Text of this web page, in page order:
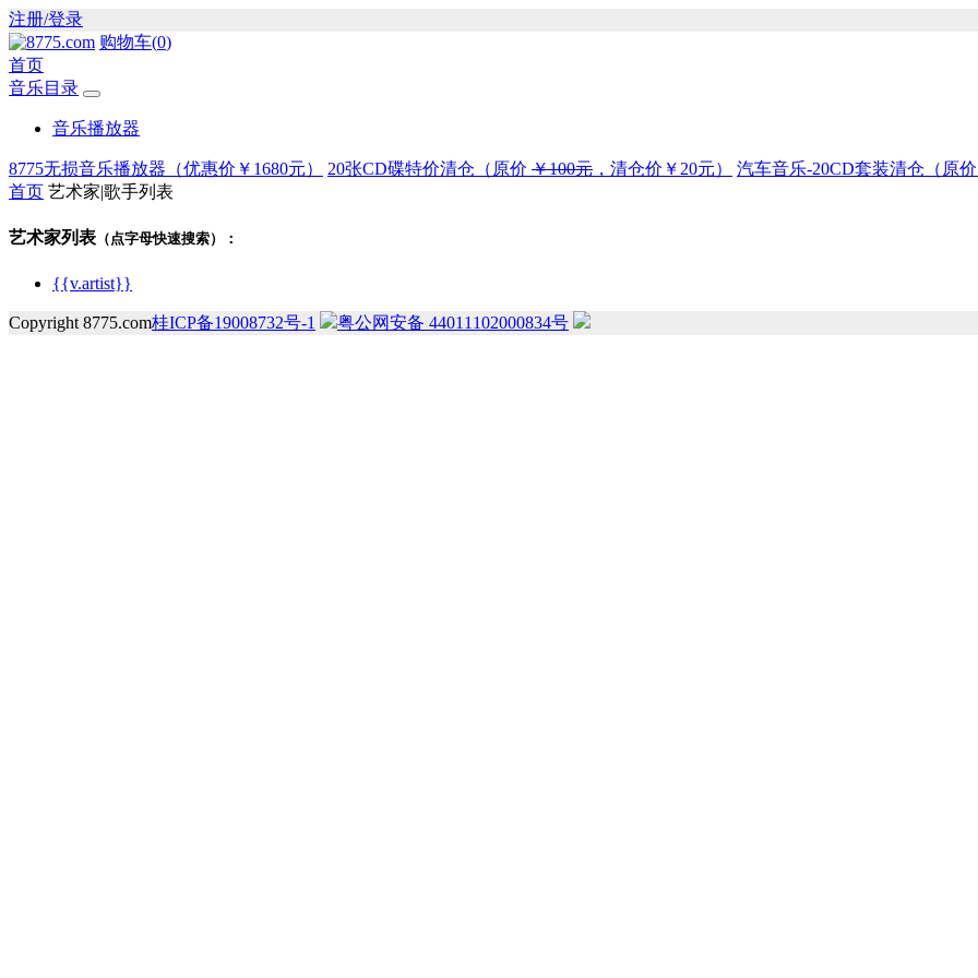
注册/登录
购物车(0)
首页
音乐目录
音乐播放器
8775无损音乐播放器（优惠价 ￥1680元） 20张CD碟特价清仓（原价 ￥100元 ，清仓价 ￥20元） 汽车音乐-20CD套装清仓（原价
首页 艺术家|歌手列表
艺术家列表 （点字母快速搜索）：
{{v.artist}}
Copyright 8775.com桂ICP备19008732号-1 粤公网安备 44011102000834号